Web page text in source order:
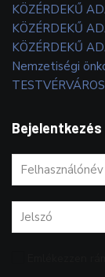
KÖZÉRDEKŰ
KÖZÉRDEKŰ
KÖZÉRDEKŰ
Nemzetiségi
Bejelentkezés